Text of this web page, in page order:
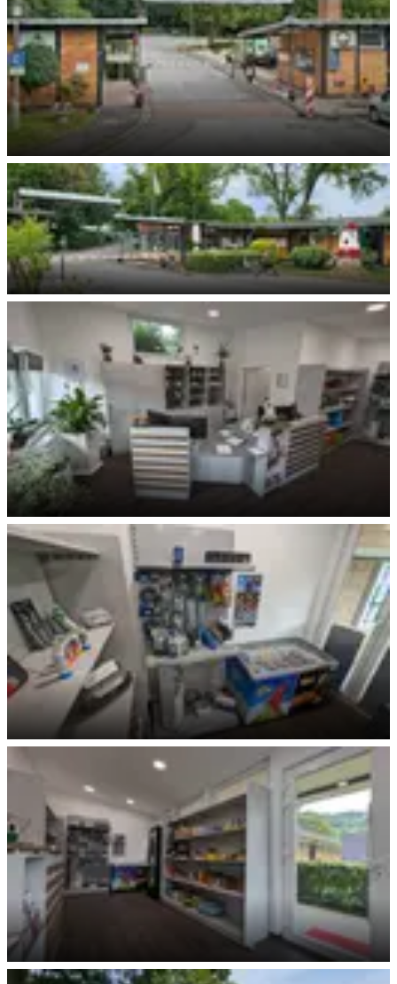
Parkeinfahrt Rezeption
Rezeption
Fritz Berger Auswahl